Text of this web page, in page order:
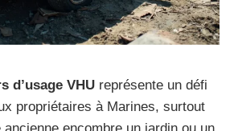
d’usage VHUreprésente un défi
propriétaires à Marines, surtout